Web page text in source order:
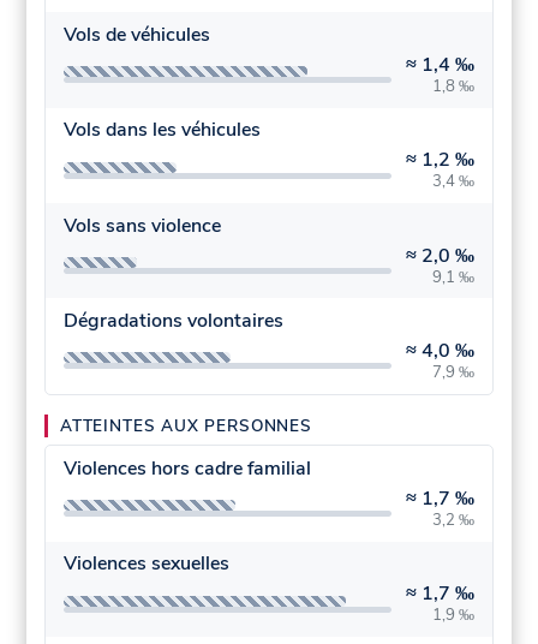
Vols de véhicules
≈ 1,4 ‰
1,8 ‰
Vols dans les véhicules
≈ 1,2 ‰
3,4 ‰
Vols sans violence
≈ 2,0 ‰
9,1 ‰
Dégradations volontaires
≈4,0 ‰
7,9 ‰
ATTEINTES AUX PERSONNES
Violences hors cadre familial
≈ 1,7 ‰
3,2 ‰
Violences sexuelles
≈ 1,7 ‰
1,9 ‰